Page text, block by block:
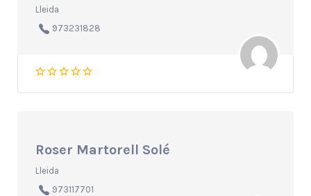
Lleida
973231828
Roser Martorell Solé
Lleida
973117701